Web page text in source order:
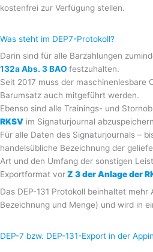
kostenfrei zur Verfügung stellen.
Was steht im DEP7-Protokoll?
Darin sind für alle Barzahlungen
132a Abs. 3 BAO festzuhalten.
Seit 2017 muss der maschinenlesbare
Barumsatz auch mitgeführt werden.
Ebenso sind alle Trainings- und
RKSV im Signaturjournal
Für alle Daten des Signaturjournals –
handelsübliche Bezeichnung der
Art und den Umfang der sonstigen
Exportformat vorZ 3 der Anlage der
Das DEP-131 Protokoll beinhaltet mehr
Bezeichnung und Menge) und wird in
DEP-7 bzw. DEP-131-Export in der